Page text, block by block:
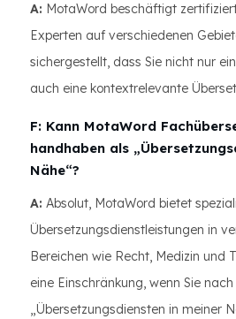
A: MotaWord beschäftigt
Experten auf verschiedenen
sichergestellt, dass Sie nicht nur
auch eine kontextrelevante
F: Kann MotaWord
handhaben als
Nähe“?
A: Absolut, MotaWord bietet
Übersetzungsdienstleistungen in
Bereichen wie Recht, Medizin und
eine Einschränkung, wenn Sie nach
„Übersetzungsdiensten in meiner